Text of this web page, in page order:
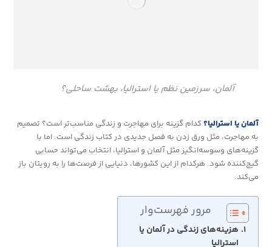
آلمان، سرزمین نظم یا استرالیا، بهشت ساحلی؟
آلمان یا استرالیا؟ کدام گزینه برای مهاجرت و زندگی مناسب‌تر است؟ تصمیم
به مهاجرت، مثل ورق زدن به فصل جدیدی در کتاب زندگی است. اما با
گزینه‌های وسوسه‌انگیز مثل آلمان و استرالیا، انتخاب می‌تواند حسابی
گیج‌کننده شود. هرکدام از این کشورها، دنیایی از فرصت‌ها را به رویتان باز
می‌کند.
مرور فهرست‌وار
هزینه‌های زندگی در آلمان یا
استرالیا